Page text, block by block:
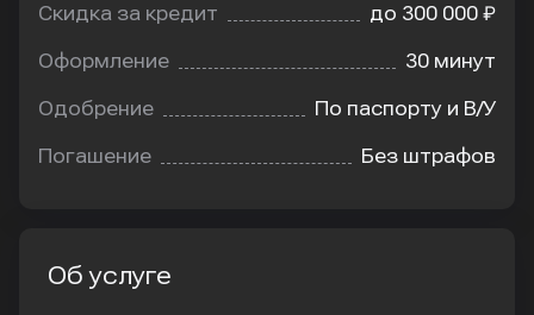
Т-Банк (Тинькофф)
4.9% - 10.1%
платеж
6.7 %
Скидка за кредит до 300 000 ₽
Оформление 30 минут
Одобрение По паспорту и В/У
Погашение Без штрафов
Об услуге